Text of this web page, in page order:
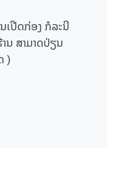
ເປີດກ່ອງ ກໍລະນີ
ນ ສາມາດປ່ຽນ
)